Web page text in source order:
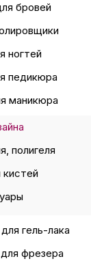
бровей
ногтей
педикюра
маникюра
полигеля
гель-лака
фрезера